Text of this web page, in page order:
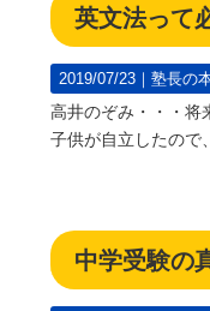
英文法って
2019/07/23｜塾長の
高井のぞみ・・・将
子供が自立したので
中学受験の